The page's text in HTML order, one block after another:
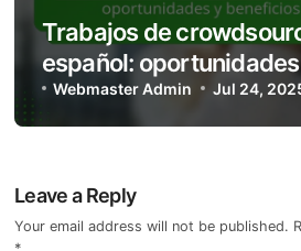
Trabajos de
español:
económicos
Webmaster Admin Jul 24,
Leave a Reply
Your email address will not be published.